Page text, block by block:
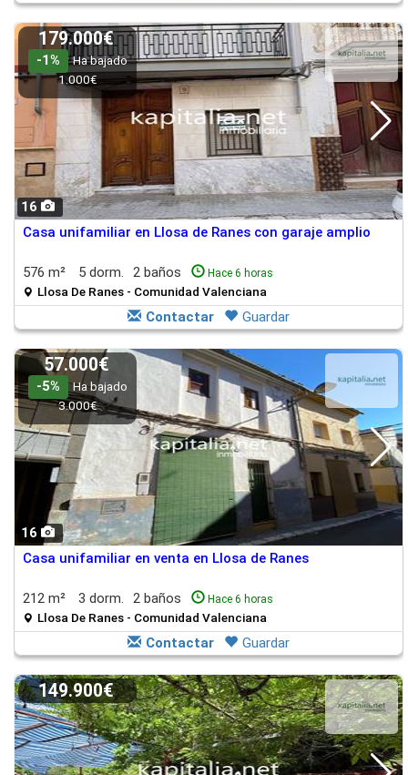
16
179.000€
-1%
Ha bajado
1.000€
Casa unifamiliar en Llosa de Ranes con garaje amplio
576 m² 5 dorm. 2 baños Hace 6 horas
Llosa De Ranes - Comunidad Valenciana
Contactar Guardar
16
57.000€
-5%
Ha bajado
3.000€
Casa unifamiliar en venta en Llosa de Ranes
212 m² 3 dorm. 2 baños Hace 6 horas
Llosa De Ranes - Comunidad Valenciana
Contactar Guardar
149.900€